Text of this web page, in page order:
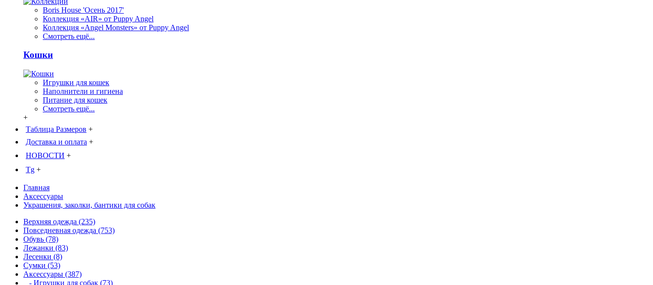
Boris House 'Осень 2017'
Коллекция «AIR» от Puppy Angel
Коллекция «Angel Monsters» от Puppy Angel
Смотреть ещё...
Кошки
Игрушки для кошек
Наполнители и гигиена
Питание для кошек
Смотреть ещё...
+
Таблица Размеров +
Доставка и оплата +
НОВОСТИ +
Tg +
Главная
Аксессуары
Украшения, заколки, бантики для собак
Верхняя одежда (235)
Повседневная одежда (753)
Обувь (78)
Лежанки (83)
Лесенки (8)
Сумки (53)
Аксессуары (387)
- Игрушки для собак (73)